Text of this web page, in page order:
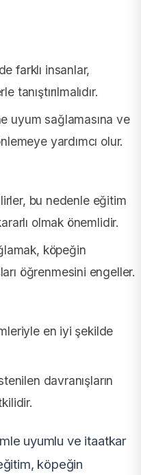
farklı insanlar,
tanıştırılmalıdır.
uyum sağlamasına ve
yardımcı olur.
bu nedenle eğitim
olmak önemlidir.
köpeğin
öğrenmesini engeller.
en iyi şekilde
davranışların
uyumlu ve itaatkar
köpeğin